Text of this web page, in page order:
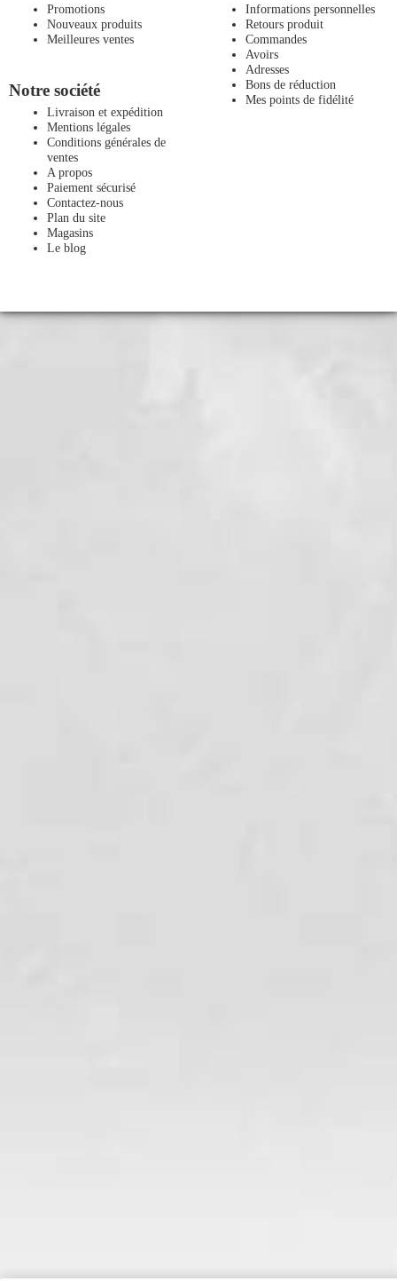
Promotions
Nouveaux produits
Meilleures ventes
Notre société
Livraison et expédition
Mentions légales
Conditions générales de
ventes
A propos
Paiement sécurisé
Contactez-nous
Plan du site
Magasins
Le blog
Informations personnelles
Retours produit
Commandes
Avoirs
Adresses
Bons de réduction
Mes points de fidélité